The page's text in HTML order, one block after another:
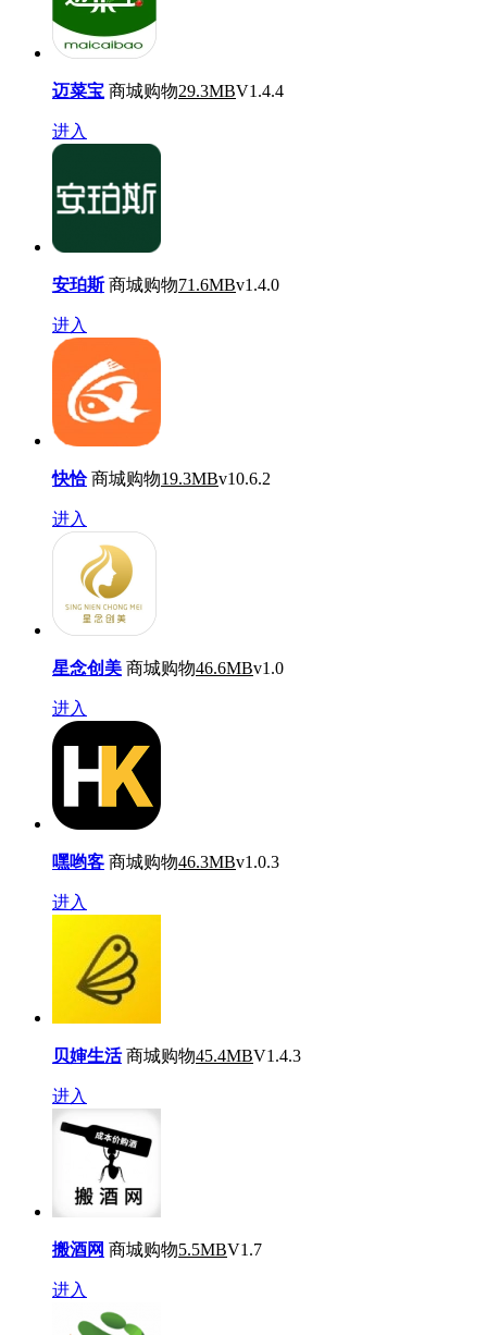
迈菜宝 商城购物29.3MBV1.4.4
进入
安珀斯 商城购物71.6MBv1.4.0
进入
快恰 商城购物19.3MBv10.6.2
进入
星念创美 商城购物46.6MBv1.0
进入
嘿哟客 商城购物46.3MBv1.0.3
进入
贝婶生活 商城购物45.4MBV1.4.3
进入
搬酒网 商城购物5.5MBV1.7
进入